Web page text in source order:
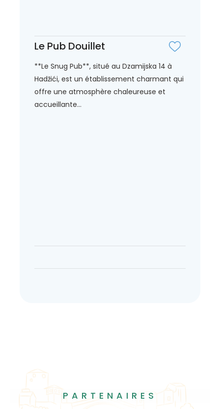
Le Pub Douillet
**Le Snug Pub**, situé au Dzamijska 14 à
Hadžići, est un établissement charmant qui
offre une atmosphère chaleureuse et
accueillante...
PARTENAIRES